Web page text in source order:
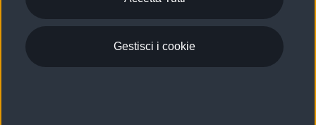
Gestisci i cookie